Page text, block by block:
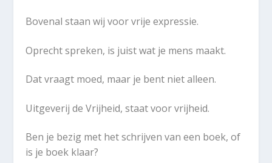
Bovenal staan wij voor vrije expressie.
Oprecht spreken, is juist wat je mens maakt.
Dat vraagt moed, maar je bent niet alleen.
Uitgeverij de Vrijheid, staat voor vrijheid.
Ben je bezig met het schrijven van een boek, of
is je boek klaar?